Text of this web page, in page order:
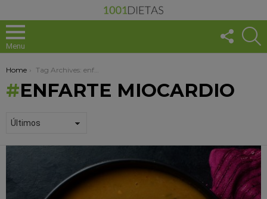
Menu
US
You are here:
Home Tag Archives: enfarte miocardio
ENFARTE MIOCARDIO